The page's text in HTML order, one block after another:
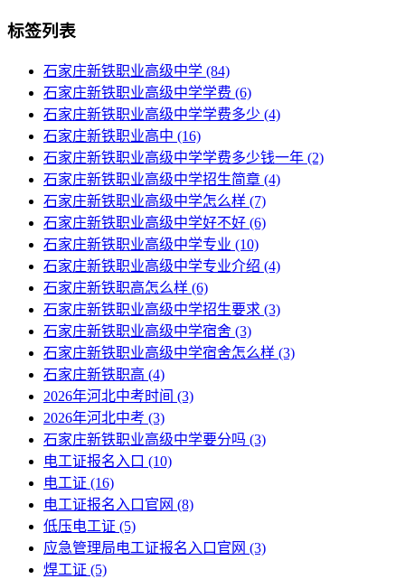
标签列表
石家庄新铁职业高级中学 (84)
石家庄新铁职业高级中学学费 (6)
石家庄新铁职业高级中学学费多少 (4)
石家庄新铁职业高中 (16)
石家庄新铁职业高级中学学费多少钱一年 (2)
石家庄新铁职业高级中学招生简章 (4)
石家庄新铁职业高级中学怎么样 (7)
石家庄新铁职业高级中学好不好 (6)
石家庄新铁职业高级中学专业 (10)
石家庄新铁职业高级中学专业介绍 (4)
石家庄新铁职高怎么样 (6)
石家庄新铁职业高级中学招生要求 (3)
石家庄新铁职业高级中学宿舍 (3)
石家庄新铁职业高级中学宿舍怎么样 (3)
石家庄新铁职高 (4)
2026年河北中考时间 (3)
2026年河北中考 (3)
石家庄新铁职业高级中学要分吗 (3)
电工证报名入口 (10)
电工证 (16)
电工证报名入口官网 (8)
低压电工证 (5)
应急管理局电工证报名入口官网 (3)
焊工证 (5)